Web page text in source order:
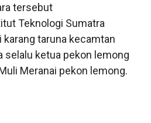
tersebut
Teknologi Sumatra
karang taruna kecamtan
selalu ketua pekon lemong
Meranai pekon lemong.